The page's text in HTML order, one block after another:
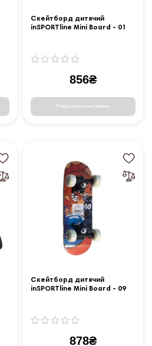
Скейтборд дитячий
inSPORTline Mini Board - 01
856₴
Повідомити коли з'явиться
Скейтборд дитячий
inSPORTline Mini Board - 09
878₴